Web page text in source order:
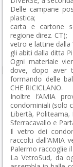
Delle campane
plastica;
carta e cartone
regione direz. CT);
vetro e lattine dalla
gli abiti dalla ditta
Ogni materiale
dove, dopo aver
formando delle
CHE RICICLANO.
Inoltre l’AMIA
condominiali (solo
Libertà,
Sferracavallo e
Il vetro dei
raccolti dall’AMIA
Palermo raccoglie
La VetroSud, da